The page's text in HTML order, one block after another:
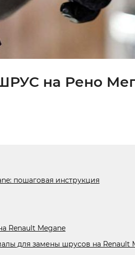
на Рено
пошаговая инструкция
Renault Megane
для замены шрусов на Renault